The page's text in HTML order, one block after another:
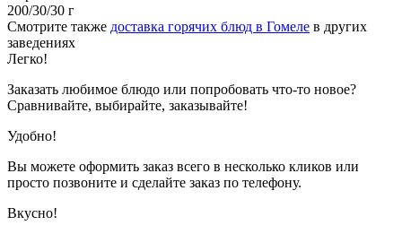
200/30/30 г
Смотрите также доставка горячих блюд в Гомеле в других
заведениях
Легко!
Заказать любимое блюдо или попробовать что-то новое?
Сравнивайте, выбирайте, заказывайте!
Удобно!
Вы можете оформить заказ всего в несколько кликов или
просто позвоните и сделайте заказ по телефону.
Вкусно!